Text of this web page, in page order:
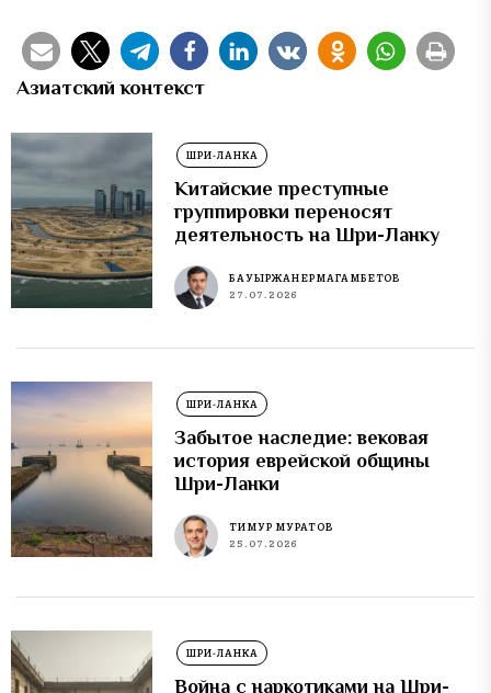
Азиатский контекст
ШРИ-ЛАНКА
Китайские преступные
группировки переносят
деятельность на Шри-Ланку
БАУЫРЖАН ЕРМАГАМБЕТОВ
27.07.2026
ШРИ-ЛАНКА
Забытое наследие: вековая
история еврейской общины
Шри-Ланки
ТИМУР МУРАТОВ
25.07.2026
ШРИ-ЛАНКА
Война с наркотиками на Шри-